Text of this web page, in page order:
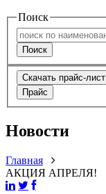
Поиск
Поиск
Скачать прайс-лист
Прайс
Новости
Главная
АКЦИЯ АПРЕЛЯ!